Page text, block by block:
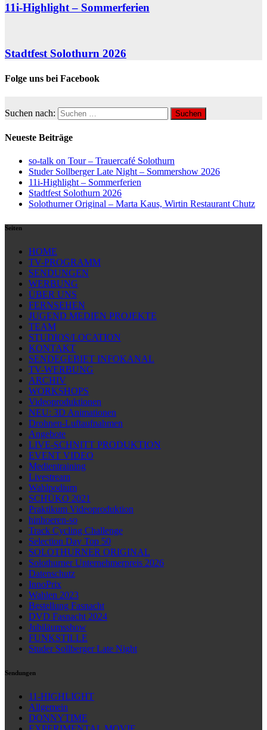
11i-Highlight – Sommerferien
Stadtfest Solothurn 2026
Folge uns bei Facebook
Suchen nach:
Neueste Beiträge
so-talk on Tour – Trauercafé Solothurn
Studer Sollberger Late Night – Sommershow 2026
11i-Highlight – Sommerferien
Stadtfest Solothurn 2026
Solothurner Original – Marta Kaus, Wirtin Restaurant Chutz
Seiten
HOME
TV-PROGRAMM
SENDUNGEN
WERBUNG
ÜBER UNS
FERNSEHEN
JUGEND MEDIEN PROJEKTE
TEAM
STUDIOS/LOCATION
KONTAKT
SENDEGEBIET INFOKANAL
TV-WERBUNG
ARCHIV
WORKSHOPS
Videoproduktionen
NEU: 3D Animationen
Drohnen-Luftaufnahmen
Angebote
LIVE-SCHNITT PRODUKTION
EVENT VIDEO
Medientraining
Livestream
Wahlpodium
SCHÜKO 2021
Praktikum Videoproduktion
hinhoeren-so
Track Cycling Challenge
Selection Day Top 50
SOLOTHURNER ORIGINAL
Solothurner Unternehmerpreis 2026
Datenschutz
InnoPrix
Wahlen 2023
Bestellung Fasnacht
DVD Fasnacht 2024
Jubiläumsshow
FUNKSTILLE
Studer Sollberger Late Night
Sendungen
11-HIGHLIGHT
Allgemein
DONNYTIME